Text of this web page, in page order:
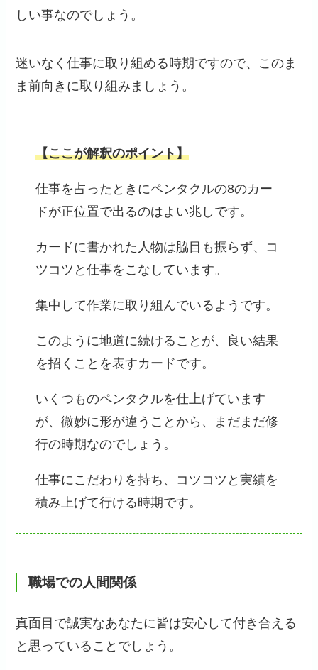
しい事なのでしょう。
迷いなく仕事に取り組める時期ですので、このま
ま前向きに取り組みましょう。
【ここが解釈のポイント】
仕事を占ったときにペンタクルの8のカー
ドが正位置で出るのはよい兆しです。
カードに書かれた人物は脇目も振らず、コ
ツコツと仕事をこなしています。
集中して作業に取り組んでいるようです。
このように地道に続けることが、良い結果
を招くことを表すカードです。
いくつものペンタクルを仕上げています
が、微妙に形が違うことから、まだまだ修
行の時期なのでしょう。
仕事にこだわりを持ち、コツコツと実績を
積み上げて行ける時期です。
職場での人間関係
真面目で誠実なあなたに皆は安心して付き合える
と思っていることでしょう。